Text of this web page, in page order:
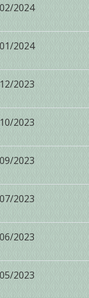
2024
2024
2023
2023
2023
2023
2023
2023